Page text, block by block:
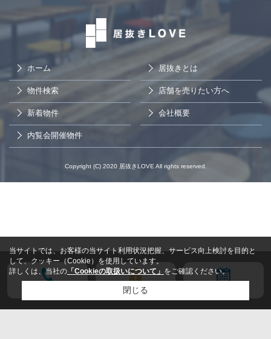
ホーム 居抜きとは
物件検索 店舗を売りたい方へ
新着物件 会社概要
内覧会開催物件
会員登録
Copyright (C) 2020 居抜きLOVE All rights reserved.
当サイトでは、お客様の当サイト利用状況把握、サービス向上検討を目的と
して、クッキー（Cookie）を使用しています。
詳しくは、当社の 「Cookieの取扱いについて」 をご確認ください。
閉じる